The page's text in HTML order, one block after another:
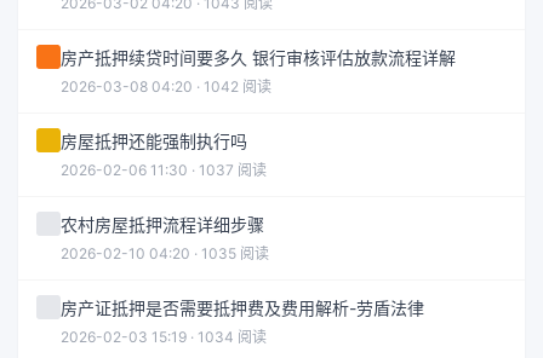
房产抵押续贷时间要多久 银行审核评估放款流程详解
2026-03-08 04:20 · 1042 阅读
房屋抵押还能强制执行吗
2026-02-06 11:30 · 1037 阅读
农村房屋抵押流程详细步骤
2026-02-10 04:20 · 1035 阅读
房产证抵押是否需要抵押费及费用解析-劳盾法律
2026-02-03 15:19 · 1034 阅读